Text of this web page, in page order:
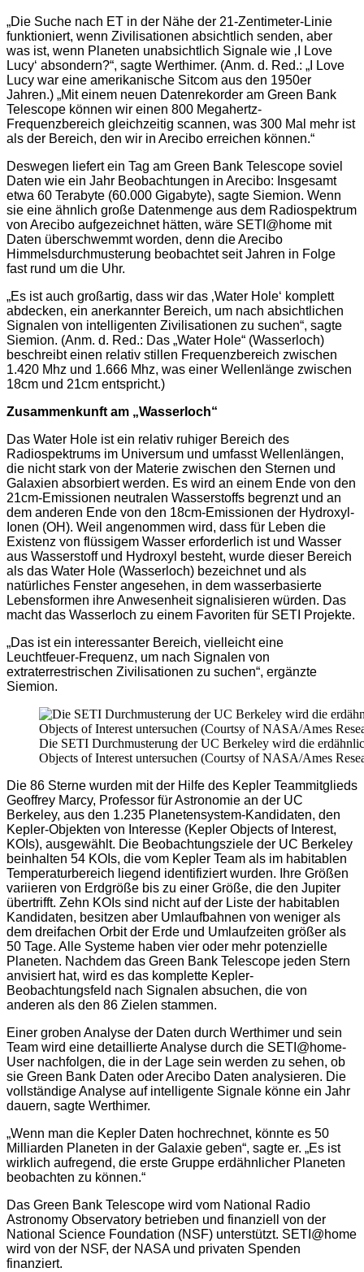
„Die Suche nach ET in der Nähe der 21-Zentimeter-Linie
funktioniert, wenn Zivilisationen absichtlich senden, aber
was ist, wenn Planeten unabsichtlich Signale wie ‚I Love
Lucy‘ absondern?“, sagte Werthimer. (Anm. d. Red.: „I Love
Lucy war eine amerikanische Sitcom aus den 1950er
Jahren.) „Mit einem neuen Datenrekorder am Green Bank
Telescope können wir einen 800 Megahertz-
Frequenzbereich gleichzeitig scannen, was 300 Mal mehr ist
als der Bereich, den wir in Arecibo erreichen können.“
Deswegen liefert ein Tag am Green Bank Telescope soviel
Daten wie ein Jahr Beobachtungen in Arecibo: Insgesamt
etwa 60 Terabyte (60.000 Gigabyte), sagte Siemion. Wenn
sie eine ähnlich große Datenmenge aus dem Radiospektrum
von Arecibo aufgezeichnet hätten, wäre SETI@home mit
Daten überschwemmt worden, denn die Arecibo
Himmelsdurchmusterung beobachtet seit Jahren in Folge
fast rund um die Uhr.
„Es ist auch großartig, dass wir das ‚Water Hole‘ komplett
abdecken, ein anerkannter Bereich, um nach absichtlichen
Signalen von intelligenten Zivilisationen zu suchen“, sagte
Siemion. (Anm. d. Red.: Das „Water Hole“ (Wasserloch)
beschreibt einen relativ stillen Frequenzbereich zwischen
1.420 Mhz und 1.666 Mhz, was einer Wellenlänge zwischen
18cm und 21cm entspricht.)
Zusammenkunft am „Wasserloch“
Das Water Hole ist ein relativ ruhiger Bereich des
Radiospektrums im Universum und umfasst Wellenlängen,
die nicht stark von der Materie zwischen den Sternen und
Galaxien absorbiert werden. Es wird an einem Ende von den
21cm-Emissionen neutralen Wasserstoffs begrenzt und an
dem anderen Ende von den 18cm-Emissionen der Hydroxyl-
Ionen (OH). Weil angenommen wird, dass für Leben die
Existenz von flüssigem Wasser erforderlich ist und Wasser
aus Wasserstoff und Hydroxyl besteht, wurde dieser Bereich
als das Water Hole (Wasserloch) bezeichnet und als
natürliches Fenster angesehen, in dem wasserbasierte
Lebensformen ihre Anwesenheit signalisieren würden. Das
macht das Wasserloch zu einem Favoriten für SETI Projekte.
„Das ist ein interessanter Bereich, vielleicht eine
Leuchtfeuer-Frequenz, um nach Signalen von
extraterrestrischen Zivilisationen zu suchen“, ergänzte
Siemion.
Die SETI Durchmusterung der UC Berkeley wird die
Objects of Interest untersuchen (Courtsy of NASA/Ames
Die 86 Sterne wurden mit der Hilfe des Kepler Teammitglieds
Geoffrey Marcy, Professor für Astronomie an der UC
Berkeley, aus den 1.235 Planetensystem-Kandidaten, den
Kepler-Objekten von Interesse (Kepler Objects of Interest,
KOIs), ausgewählt. Die Beobachtungsziele der UC Berkeley
beinhalten 54 KOIs, die vom Kepler Team als im habitablen
Temperaturbereich liegend identifiziert wurden. Ihre Größen
variieren von Erdgröße bis zu einer Größe, die den Jupiter
übertrifft. Zehn KOIs sind nicht auf der Liste der habitablen
Kandidaten, besitzen aber Umlaufbahnen von weniger als
dem dreifachen Orbit der Erde und Umlaufzeiten größer als
50 Tage. Alle Systeme haben vier oder mehr potenzielle
Planeten. Nachdem das Green Bank Telescope jeden Stern
anvisiert hat, wird es das komplette Kepler-
Beobachtungsfeld nach Signalen absuchen, die von
anderen als den 86 Zielen stammen.
Einer groben Analyse der Daten durch Werthimer und sein
Team wird eine detaillierte Analyse durch die SETI@home-
User nachfolgen, die in der Lage sein werden zu sehen, ob
sie Green Bank Daten oder Arecibo Daten analysieren. Die
vollständige Analyse auf intelligente Signale könne ein Jahr
dauern, sagte Werthimer.
„Wenn man die Kepler Daten hochrechnet, könnte es 50
Milliarden Planeten in der Galaxie geben“, sagte er. „Es ist
wirklich aufregend, die erste Gruppe erdähnlicher Planeten
beobachten zu können.“
Das Green Bank Telescope wird vom National Radio
Astronomy Observatory betrieben und finanziell von der
National Science Foundation (NSF) unterstützt. SETI@home
wird von der NSF, der NASA und privaten Spenden
finanziert.